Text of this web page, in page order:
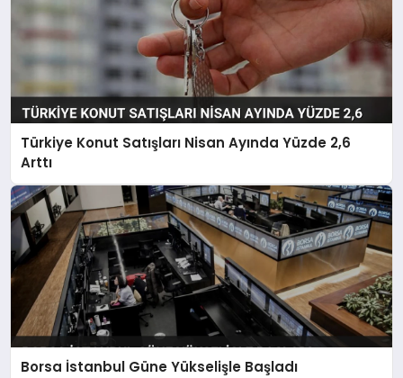
Türkiye Konut Satışları Nisan Ayında Yüzde 2,6
Arttı
Borsa İstanbul Güne Yükselişle Başladı